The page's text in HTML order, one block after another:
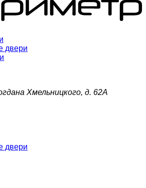
двери
Хмельницкого, д. 62А
двери